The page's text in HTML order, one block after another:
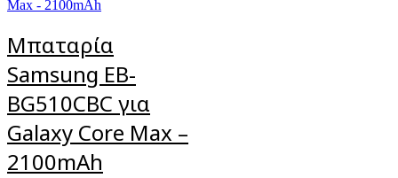
Μπαταρία
Samsung EB-
BG510CBC για
Galaxy Core Max –
2100mAh